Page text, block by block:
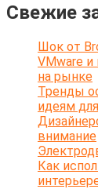
Свежие
Шок от
VMware и
на рынке
Тренды
идеям
внимание
Как